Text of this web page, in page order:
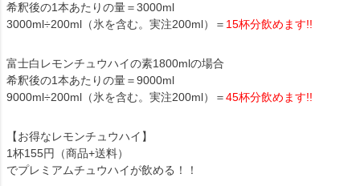
希釈後の1本あたりの量＝3000ml
3000ml÷200ml（氷を含む。実注200ml）＝ 15杯分飲めます!!
富士白レモンチュウハイの素1800mlの場合
希釈後の1本あたりの量＝9000ml
9000ml÷200ml（氷を含む。実注200ml）＝45杯分飲めます!!
【お得なレモンチュウハイ】
1杯155円（商品+送料）
でプレミアムチュウハイが飲める！！